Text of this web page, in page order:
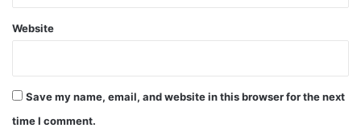
Website
Save my name, email, and website in this browser for the next
time I comment.